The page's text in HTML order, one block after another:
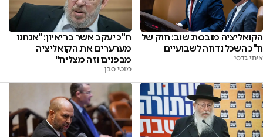
הקואליציה מובסת שוב: חוק של
ח"כ השכל נדחה לשבועיים
איתי גדסי
ח"כ יעקב אשר בריאיון: "אנחנו
מערערים את הקואליציה
מבפנים וזה מצליח"
מוטי סבן